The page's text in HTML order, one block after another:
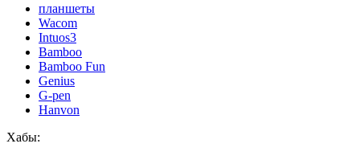
планшеты
Wacom
Intuos3
Bamboo
Bamboo Fun
Genius
G-pen
Hanvon
Хабы: